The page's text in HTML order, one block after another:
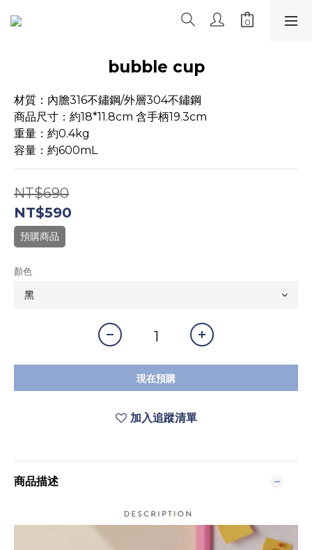
bubble cup
材質：內膽316不鏽鋼/外層304不鏽鋼
商品尺寸：約18*11.8cm 含手柄19.3cm
重量：約0.4kg
容量：約600mL
NT$690
NT$590
預購商品
顏色
現在預購
加入追蹤清單
商品描述